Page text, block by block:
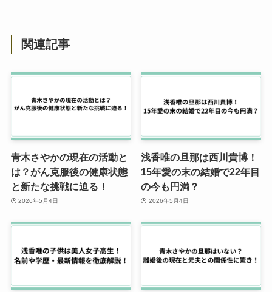
関連記事
青木さやかの現在の活動と
は？がん克服後の健康状態
と新たな挑戦に迫る！
2026年5月4日
浅香唯の旦那は西川貴博！
15年愛の末の結婚で22年目
の今も円満？
2026年5月4日